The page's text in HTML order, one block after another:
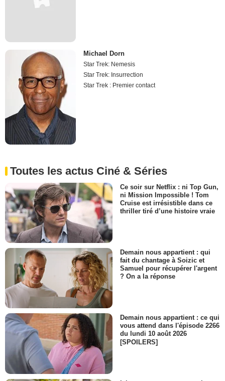
Michael Dorn
Star Trek: Nemesis
Star Trek: Insurrection
Star Trek : Premier contact
Toutes les actus Ciné & Séries
Ce soir sur Netflix : ni Top Gun,
ni Mission Impossible ! Tom
Cruise est irrésistible dans ce
thriller tiré d’une histoire vraie
Demain nous appartient : qui
fait du chantage à Soizic et
Samuel pour récupérer l'argent
? On a la réponse
Demain nous appartient : ce qui
vous attend dans l'épisode 2266
du lundi 10 août 2026
[SPOILERS]